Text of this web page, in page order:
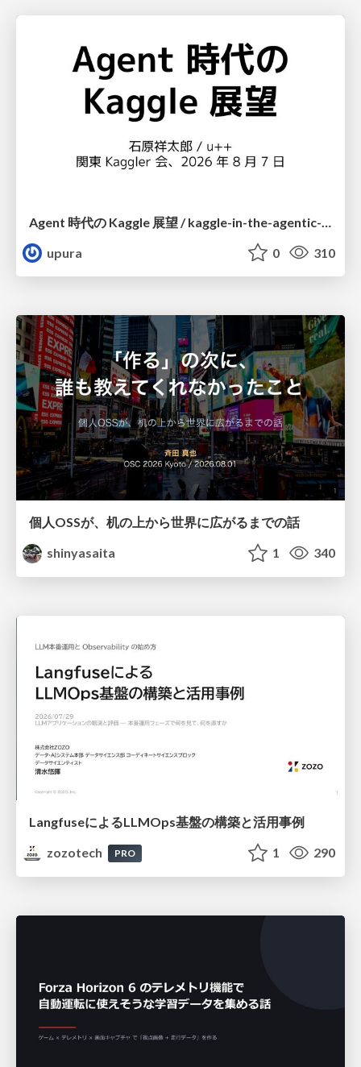
upura
0 310
個人OSSが、机の上から世界に広がるまでの話
shinyasaita
1 340
LangfuseによるLLMOps基盤の構築と活用事例
zozotech
PRO 1 290